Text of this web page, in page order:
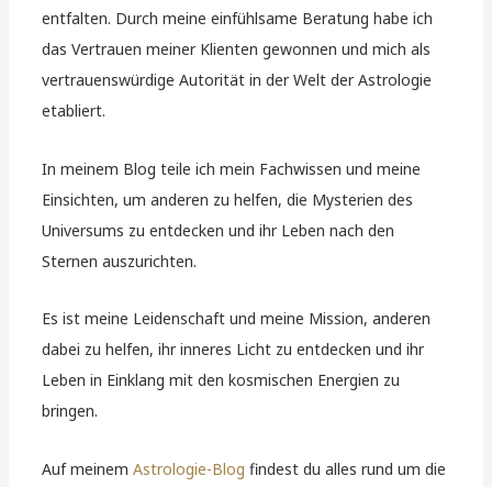
entfalten. Durch meine einfühlsame Beratung habe ich
das Vertrauen meiner Klienten gewonnen und mich als
vertrauenswürdige Autorität in der Welt der Astrologie
etabliert.
In meinem Blog teile ich mein Fachwissen und meine
Einsichten, um anderen zu helfen, die Mysterien des
Universums zu entdecken und ihr Leben nach den
Sternen auszurichten.
Es ist meine Leidenschaft und meine Mission, anderen
dabei zu helfen, ihr inneres Licht zu entdecken und ihr
Leben in Einklang mit den kosmischen Energien zu
bringen.
Auf meinemAstrologie-Blog findest du alles rund um die